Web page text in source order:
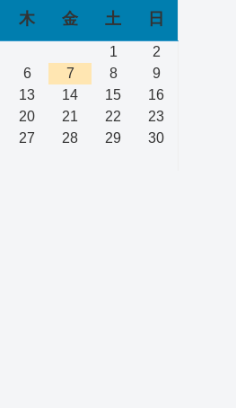
木 金 土 日
1
2
6 7 8
9
13 14 15
16
20 21 22
23
27 28 29
30